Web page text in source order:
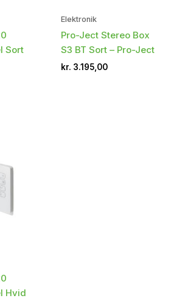
Sort
Elektronik
Pro-Ject Stereo Box
S3 BT Sort – Pro-Ject
kr. 3.195,00
Hvid